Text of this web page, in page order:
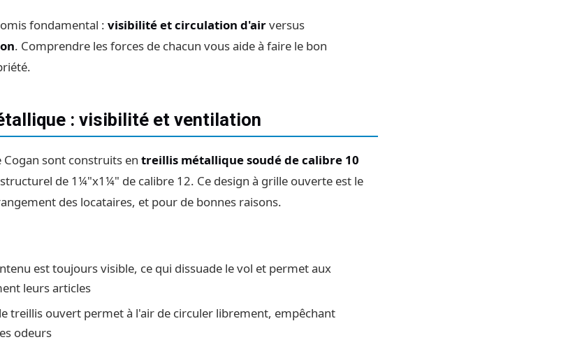
fondamental : visibilité et circulation d'airversus
. Comprendre les forces de chacun vous aide à faire le bon
: visibilité et ventilation
sont construits en treillis métallique soudé de calibre 10
de 1¼"x1¼" de calibre 12. Ce design à grille ouverte est le
des locataires, et pour de bonnes raisons.
est toujours visible, ce qui dissuade le vol et permet aux
leurs articles
treillis ouvert permet à l'air de circuler librement, empêchant
odeurs